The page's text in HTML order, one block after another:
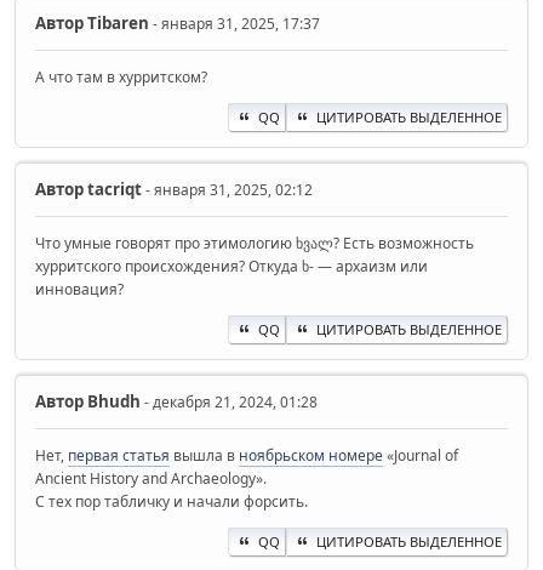
АвторTibaren - января 31, 2025, 17:37
А что там в хурритском?
QQ ЦИТИРОВАТЬ ВЫДЕЛЕННОЕ
Автор‌tacriqt- января 31, 2025, 02:12
Что умные говорят про этимологию ხვალ? Есть возможность
хурритского происхождения? Откуда ხ- — архаизм или
инновация?
QQ ЦИТИРОВАТЬ ВЫДЕЛЕННОЕ
Автор Bhudh - декабря 21, 2024, 01:28
Нет, первая статья вышла в ноябрьском номере«Journal of
Ancient History and Archaeology».
С тех пор табличку и начали форсить.
QQ ЦИТИРОВАТЬ ВЫДЕЛЕННОЕ